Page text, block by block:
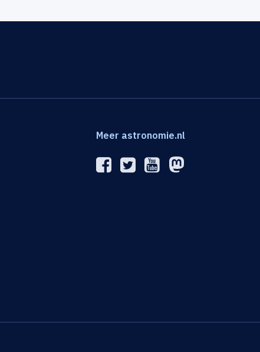
Meer astronomie.nl